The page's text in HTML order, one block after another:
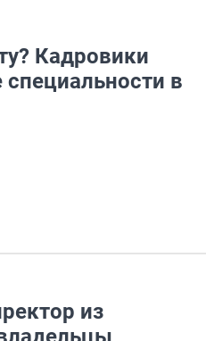
Кадровики
в
из